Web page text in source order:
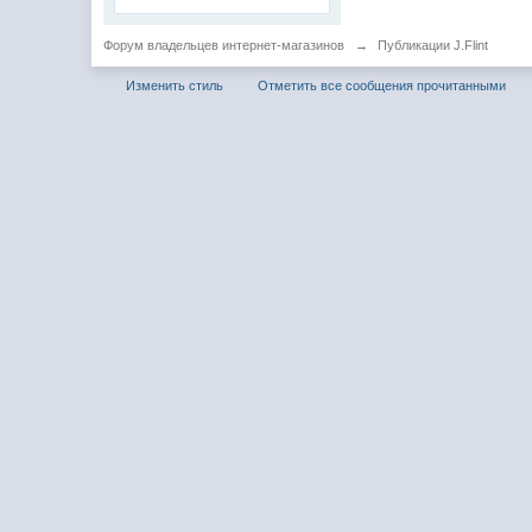
Форум владельцев интернет-магазинов → Публикации J.Flint
Изменить стиль Отметить все сообщения прочитанными